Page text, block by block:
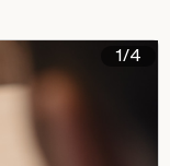
1/4